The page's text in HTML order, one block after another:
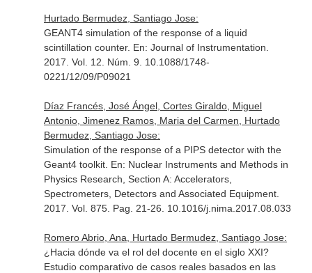
Hurtado Bermudez, Santiago Jose:
GEANT4 simulation of the response of a liquid
scintillation counter. En: Journal of Instrumentation
2017. Vol. 12. Núm. 9. 10.1088/1748-
0221/12/09/P09021
Díaz Francés, José Ángel, Cortes Giraldo, Miguel
Antonio, Jimenez Ramos, Maria del Carmen, Hurtado
Bermudez, Santiago Jose:
Simulation of the response of a PIPS detector with the
Geant4 toolkit. En: Nuclear Instruments and Methods in
Physics Research, Section A: Accelerators,
Spectrometers, Detectors and Associated Equipment.
2017. Vol. 875. Pag. 21-26. 10.1016/j.nima.2017.08.033
Romero Abrio, Ana, Hurtado Bermudez, Santiago Jose:
¿Hacia dónde va el rol del docente en el siglo XXI?
Estudio comparativo de casos reales basados en las